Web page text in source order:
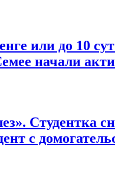
или до 10
начали
Студентка
с